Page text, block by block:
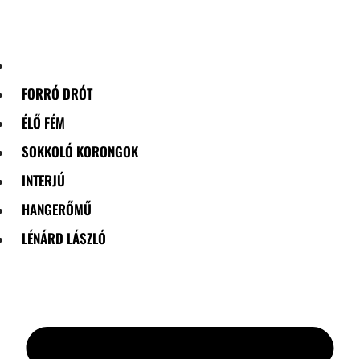
FORRÓ DRÓT
ÉLŐ FÉM
SOKKOLÓ KORONGOK
INTERJÚ
HANGERŐMŰ
LÉNÁRD LÁSZLÓ